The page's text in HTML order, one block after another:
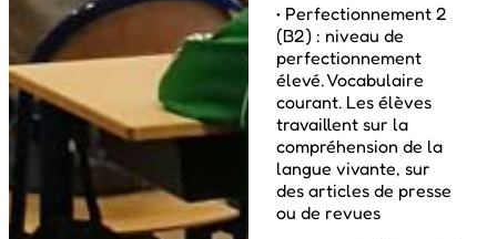
• Perfectionnement 2
(B2) : niveau de
perfectionnement
élevé. Vocabulaire
courant. Les élèves
travaillent sur la
compréhension de la
langue vivante, sur
des articles de presse
ou de revues